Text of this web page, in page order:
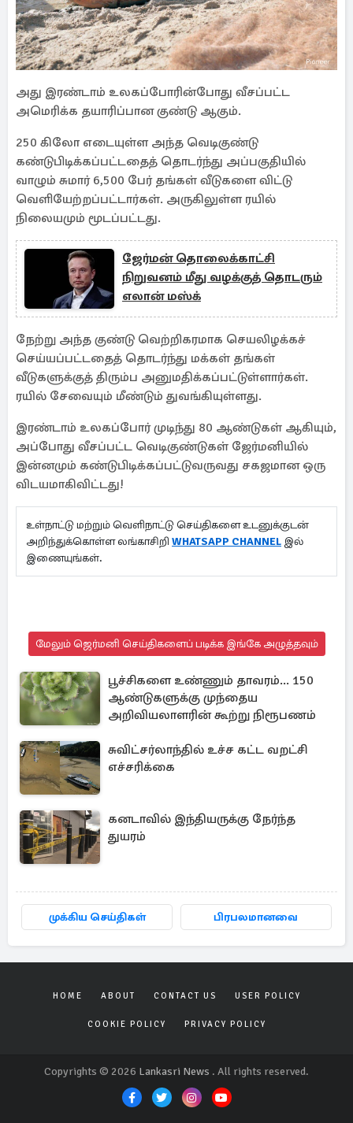
அது இரண்டாம் உலகப்போரின்போது வீசப்பட்ட
அமெரிக்க தயாரிப்பான குண்டு ஆகும்.
250 கிலோ எடையுள்ள அந்த வெடிகுண்டு
கண்டுபிடிக்கப்பட்டதைத் தொடர்ந்து அப்பகுதியில்
வாழும் சுமார் 6,500 பேர் தங்கள் வீடுகளை விட்டு
வெளியேற்றப்பட்டார்கள். அருகிலுள்ள ரயில்
நிலையமும் மூடப்பட்டது.
ஜேர்மன் தொலைக்காட்சி
நிறுவனம் மீது வழக்குத் தொடரும்
எலான் மஸ்க்
நேற்று அந்த குண்டு வெற்றிகரமாக செயலிழக்கச்
செய்யப்பட்டதைத் தொடர்ந்து மக்கள் தங்கள்
வீடுகளுக்குத் திரும்ப அனுமதிக்கப்பட்டுள்ளார்கள்.
ரயில் சேவையும் மீண்டும் துவங்கியுள்ளது.
இரண்டாம் உலகப்போர் முடிந்து 80 ஆண்டுகள் ஆகியும்,
அப்போது வீசப்பட்ட வெடிகுண்டுகள் ஜேர்மனியில்
இன்னமும் கண்டுபிடிக்கப்பட்டுவருவது சகஜமான ஒரு
விடயமாகிவிட்டது!
உள்நாட்டு மற்றும் வெளிநாட்டு செய்திகளை உடனுக்குடன்
அறிந்துக்கொள்ள லங்காசிறி WHATSAPP CHANNEL இல்
இணையுங்கள்.
மேலும் ஜெர்மனி செய்திகளைப் படிக்க இங்கே அழுத்தவும்
பூச்சிகளை உண்ணும் தாவரம்... 150
ஆண்டுகளுக்கு முந்தைய
அறிவியலாளரின் கூற்று நிரூபணம்
சுவிட்சர்லாந்தில் உச்ச கட்ட வறட்சி
எச்சரிக்கை
கனடாவில் இந்தியருக்கு நேர்ந்த
துயரம்
முக்கிய செய்திகள் பிரபலமானவை
HOME ABOUT CONTACT US USER POLICY
COOKIE POLICY PRIVACY POLICY
Copyrights © 2026 Lankasri News . All rights reserved.